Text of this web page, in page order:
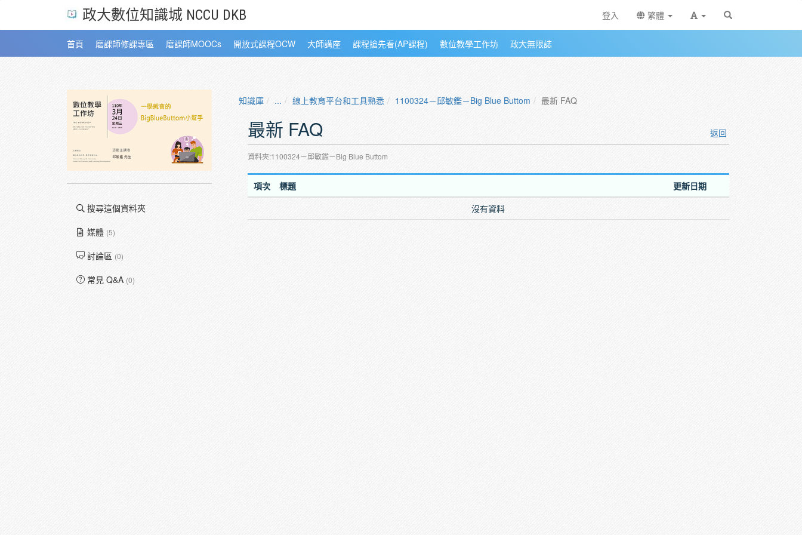
政大數位知識城 NCCU DKB 登入 繁體
首頁 磨課師修課專區 磨課師MOOCs 開放式課程OCW 大師講座 課程搶先看(AP課程) 數位教學工作坊 政大無限誌
搜尋這個資料夾
媒體 (5)
討論區 (0)
常見 Q&A (0)
知識庫 ... 線上教育平台和工具熟悉 1100324－邱敏鑑－Big Blue Buttom 最新 FAQ
最新 FAQ 返回
資料夾:1100324－邱敏鑑－Big Blue Buttom
項次 標題
更新日期
沒有資料